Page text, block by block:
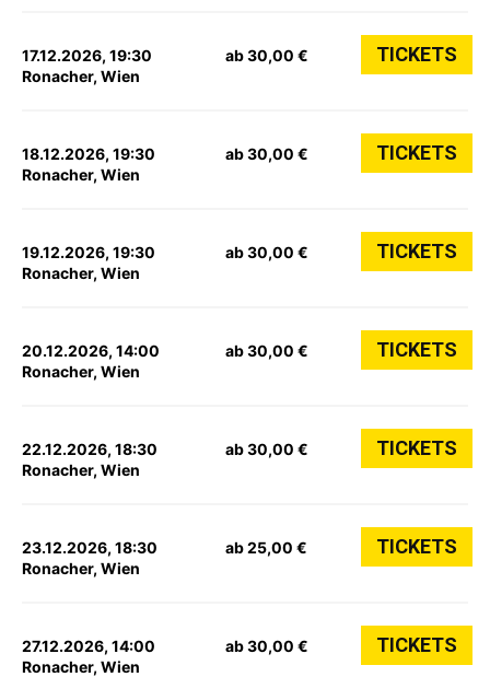
17.12.2026, 19:30
Ronacher, Wien
ab 30,00 € TICKETS
18.12.2026, 19:30
Ronacher, Wien
ab 30,00 € TICKETS
19.12.2026, 19:30
Ronacher, Wien
ab 30,00 € TICKETS
20.12.2026, 14:00
Ronacher, Wien
ab 30,00 € TICKETS
22.12.2026, 18:30
Ronacher, Wien
ab 30,00 € TICKETS
23.12.2026, 18:30
Ronacher, Wien
ab 25,00 € TICKETS
27.12.2026, 14:00
Ronacher, Wien
ab 30,00 € TICKETS